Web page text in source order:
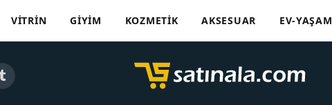
VITRIN GIYIM KOZMETIK AKSESUAR EV-YAŞAM
Tumblr